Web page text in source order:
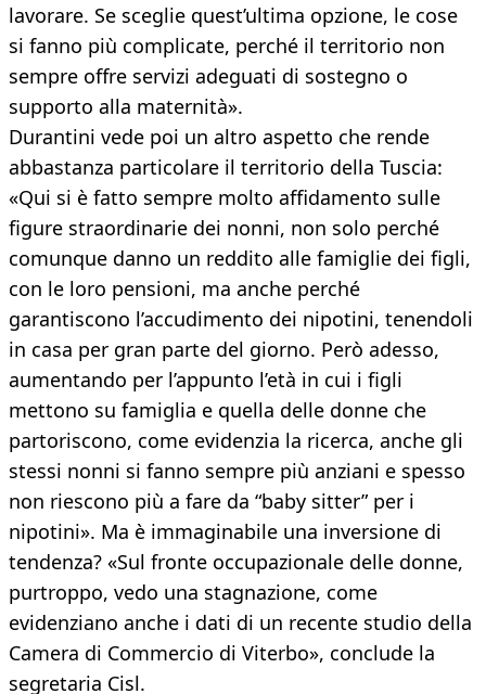
lavorare. Se sceglie quest’ultima opzione, le cose
si fanno più complicate, perché il territorio non
sempre offre servizi adeguati di sostegno o
supporto alla maternità».
Durantini vede poi un altro aspetto che rende
abbastanza particolare il territorio della Tuscia:
«Qui si è fatto sempre molto affidamento sulle
figure straordinarie dei nonni, non solo perché
comunque danno un reddito alle famiglie dei figli,
con le loro pensioni, ma anche perché
garantiscono l’accudimento dei nipotini, tenendoli
in casa per gran parte del giorno. Però adesso,
aumentando per l’appunto l’età in cui i figli
mettono su famiglia e quella delle donne che
partoriscono, come evidenzia la ricerca, anche gli
stessi nonni si fanno sempre più anziani e spesso
non riescono più a fare da “baby sitter” per i
nipotini». Ma è immaginabile una inversione di
tendenza? «Sul fronte occupazionale delle donne,
purtroppo, vedo una stagnazione, come
evidenziano anche i dati di un recente studio della
Camera di Commercio di Viterbo», conclude la
segretaria Cisl.